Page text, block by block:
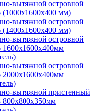
вытяжной островной
мм)
вытяжной островной
мм)
вытяжной островной
вытяжной островной
вытяжной пристенный